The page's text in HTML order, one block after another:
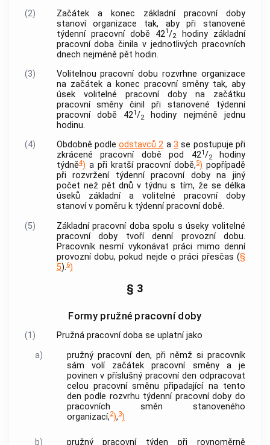
(2)
Začátek a konec základní pracovní doby
stanoví organizace tak, aby při stanovené
týdenní pracovní době 421/2
hodiny základní
pracovní doba činila v jednotlivých pracovních
dnech nejméně pět hodin.
(3)
Volitelnou pracovní dobu rozvrhne organizace
na začátek a konec pracovní směny tak, aby
úsek volitelné pracovní doby na začátku
pracovní směny činil při stanovené týdenní
pracovní době 421/2
hodiny nejméně jednu
hodinu.
(4)
Obdobně podleodstavců 2 a3 se postupuje při
zkrácené pracovní době pod 421/2hodiny
týdně4) a při kratší pracovní době,5) popřípadě
při rozvržení týdenní pracovní doby na jiný
počet než pět dnů v týdnu s tím, že se délka
úseků základní a volitelné pracovní doby
stanoví v poměru k týdenní pracovní době.
(5)
Základní pracovní doba spolu s úseky volitelné
pracovní doby tvoří denní provozní dobu.
Pracovník nesmí vykonávat práci mimo denní
provozní dobu, pokud nejde o práci přesčas (§
5).6)
§ 3
Formy pružné pracovní doby
(1)
Pružná pracovní doba se uplatní jako
a)
pružný pracovní den, při němž si pracovník
sám volí začátek pracovní směny a je
povinen v příslušný pracovní den odpracovat
celou pracovní směnu připadající na tento
den podle rozvrhu týdenní pracovní doby do
pracovních směn stanoveného
organizací,2),3)
b)
pružný pracovní týden při rovnoměrně